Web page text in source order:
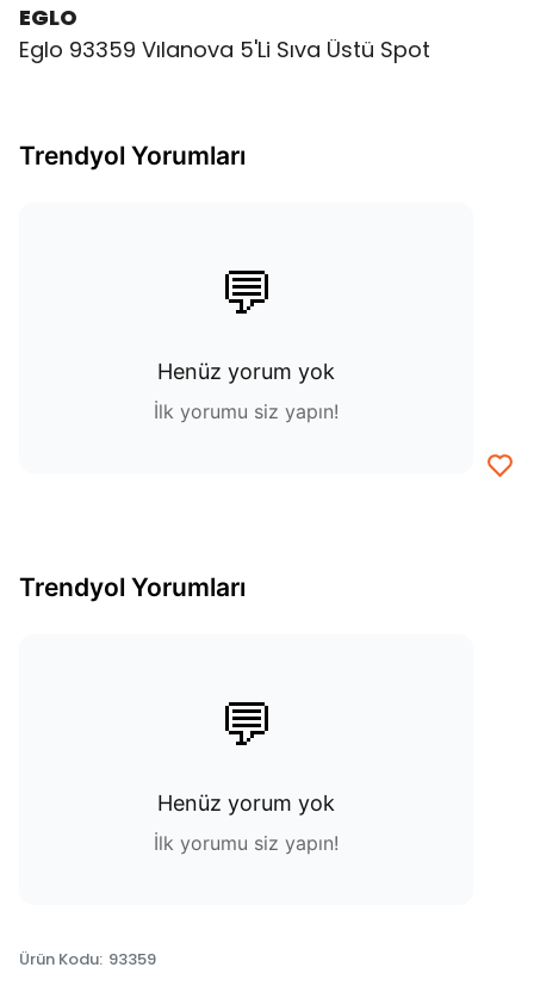
EGLO
Eglo 93359 Vılanova 5'Li Sıva Üstü Spot
Trendyol Yorumları
💬
Henüz yorum yok
İlk yorumu siz yapın!
Trendyol Yorumları
💬
Henüz yorum yok
İlk yorumu siz yapın!
Ürün Kodu: 93359